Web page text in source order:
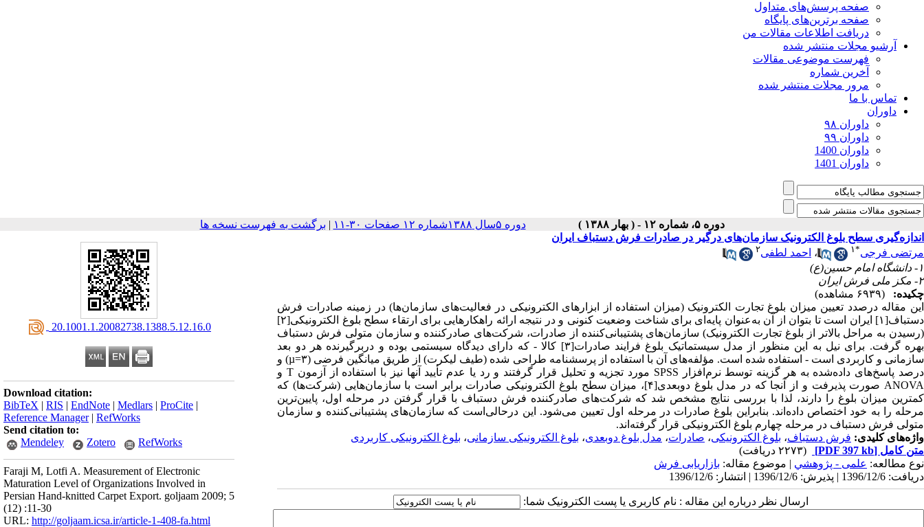
صفحه پرسش‌های متداول
صفحه برترین‌های پایگاه
دریافت اطلاعات مقالات من
آرشیو مجلات منتشر شده
فهرست موضوعی مقالات
آخرین شماره
مرور مجلات منتشر شده
تماس با ما
داوران
داوران ۹۸
داوران ۹۹
داوران 1400
داوران 1401
دوره ۵، شماره ۱۲ - ( بهار ۱۳۸۸ ) دوره ۵سال ۱۳۸۸شماره ۱۲ صفحات ۳۰-۱۱ | برگشت به فهرست نسخه ها
‎ 20.1001.1.20082738.1388.5.12.16.0
Download citation:
BibTeX | RIS | EndNote | Medlars | ProCite |
Reference Manager| RefWorks
Send citation to:
Mendeley
Zotero RefWorks
Faraji M, Lotfi A. Measurement of Electronic
Maturation Level of Organizations Involved in
Persian Hand-knitted Carpet Export. goljaam 2009; 5
(12) :11-30
URL: http://goljaam.icsa.ir/article-1-408-fa.html
اندازه‌گیری سطح بلوغ الکترونیک سازمان‌های درگیر در صادرات فرش دستباف ایران
مرتضی فرجی*۱ ، احمد لطفی۲
۱- دانشگاه امام حسین(ع)
۲- مکز ملی فرش ایران
چکیده:
(۶۹۳۹ مشاهده)
این مقاله ‌درصدد تعیین میزان بلوغ تجارت الکترونیک (میزان استفاده از ابزارهای الکترونیکی‌ در فعالیت‌های سازمان‌ها) در زمینه صادرات فرش
دستباف[۱] ایران است تا بتوان از آن به‌عنوان پایه‌ای برای شناخت وضعیت کنونی و در نتیجه ارائه ‌راهکار‌هایی برای ارتقاء سطح بلوغ الکترونیکی[۲]
(رسیدن به مراحل بالاتر از بلوغ تجارت الکترونیک) سازمان‌های پشتیبانی‌کننده از صادرات، شرکت‌های صادر‌کننده و سازمان متولی فرش دستباف
بهره گرفت. برای نیل به این منظور از‌ مدل سیستماتیک بلوغ فرایند صادرات[۳] کالا - که دارای دیدگاه سیستمی بوده و دربر‌گیرنده هر دو بعد
سازمانی و کار‌بردی است - استفاده شده است. مؤلفه‌های‌ آن‌ با استفاده از پرسشنامه طراحی شده (طیف لیکرت) از طریق‌ میانگین فرضی (۳=µ) و
درصد پاسخ‌های داده‌شده به هر گزینه‌ توسط نرم‌افزار SPSS مورد تجزیه و تحلیل ‌قرار گرفتند و رد یا عدم تأیید آنها نیز با استفاده از آزمون T و
ANOVA صورت پذیرفت و از آنجا که در مدل بلوغ دو‌بعدی[۴]، میزان سطح بلوغ الکترونیکی صادرات برابر است با سازمان‌هایی (شرکت‌ها) که
کمترین میزان بلوغ را دارند، لذا با بررسی نتایج مشخص شد که شرکت‌های صادر‌کننده فرش دستباف با قرار گرفتن در مرحله اول، پایین‌ترین
مرحله را به خود اختصاص داده‌اند. بنابراین بلوغ صادرات در مرحله اول تعیین می‌شود. این درحالی‌است که سازمان‌های پشتیبانی‌کننده و سازمان
متولی فرش دستباف در مرحله چهارم بلوغ الکترونیکی قرار گرفته‌اند.
واژه‌های کلیدی: فرش دستباف، بلوغ الکترونیکی، صادرات، مدل بلوغ دو‌بعدی، بلوغ الکترونیکی سازمانی، بلوغ الکترونیکی کاربردی
متن کامل [PDF 397 kb]
(۲۲۷۳ دریافت)
نوع مطالعه: علمی - پژوهشي | موضوع مقاله: بازاریابی فرش
دریافت: 1396/12/6 | پذیرش: 1396/12/6 | انتشار: 1396/12/6
ارسال نظر درباره این مقاله : نام کاربری یا پست الکترونیک شما: